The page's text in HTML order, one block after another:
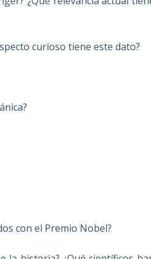
curioso tiene este dato?
con el Premio Nobel?